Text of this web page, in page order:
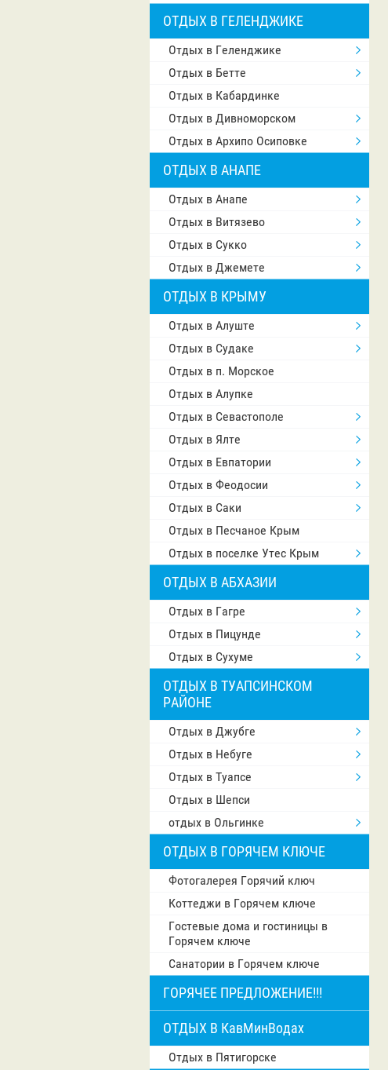
ОТДЫХ В ГЕЛЕНДЖИКЕ
Отдых в Геленджике
Отдых в Бетте
Отдых в Кабардинке
Отдых в Дивноморском
Отдых в Архипо Осиповке
ОТДЫХ В АНАПЕ
Отдых в Анапе
Отдых в Витязево
Отдых в Сукко
Отдых в Джемете
ОТДЫХ В КРЫМУ
Отдых в Алуште
Отдых в Судаке
Отдых в п. Морское
Отдых в Алупке
Отдых в Севастополе
Отдых в Ялте
Отдых в Евпатории
Отдых в Феодосии
Отдых в Саки
Отдых в Песчаное Крым
Отдых в поселке Утес Крым
ОТДЫХ В АБХАЗИИ
Отдых в Гагре
Отдых в Пицунде
Отдых в Сухуме
ОТДЫХ В ТУАПСИНСКОМ
РАЙОНЕ
Отдых в Джубге
Отдых в Небуге
Отдых в Туапсе
Отдых в Шепси
отдых в Ольгинке
ОТДЫХ В ГОРЯЧЕМ КЛЮЧЕ
Фотогалерея Горячий ключ
Коттеджи в Горячем ключе
Гостевые дома и гостиницы в
Горячем ключе
Санатории в Горячем ключе
ГОРЯЧЕЕ ПРЕДЛОЖЕНИЕ!!!
ОТДЫХ В КавМинВодах
Отдых в Пятигорске